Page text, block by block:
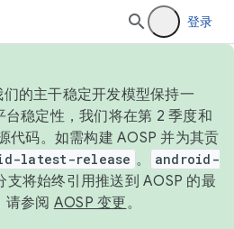
登录
的主干稳定开发模型保持一
稳定性，我们将在第 2 季度和
代码。如需构建 AOSP 并为其贡
latest-release 。
android-
支将始终引用推送到 AOSP 的最
请参阅 AOSP 变更。